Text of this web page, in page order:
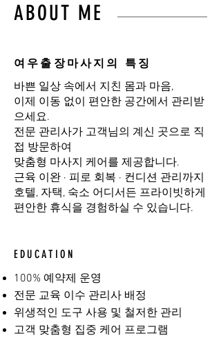
ABOUT ME
여우출장마사지의 특징
바쁜 일상 속에서 지친 몸과 마음,
이제 이동 없이 편안한 공간에서 관리받
으세요.
전문 관리사가 고객님의 계신 곳으로 직
접 방문하여
맞춤형 마사지 케어를 제공합니다.
근육 이완 · 피로 회복 · 컨디션 관리까지
호텔, 자택, 숙소 어디서든 프라이빗하게
편안한 휴식을 경험하실 수 있습니다.
EDUCATION
100% 예약제 운영
전문 교육 이수 관리사 배정
위생적인 도구 사용 및 철저한 관리
고객 맞춤형 집중 케어 프로그램